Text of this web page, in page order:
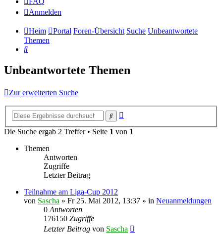
Anmelden
Heim Portal Foren-Übersicht Suche Unbeantwortete
Themen
Suche
Unbeantwortete Themen
Zur erweiterten Suche
Suche
Die Suche ergab 2 Treffer • Seite 1 von 1
Themen
Antworten
Zugriffe
Letzter Beitrag
Teilnahme am Liga-Cup 2012
von Sascha » Fr 25. Mai 2012, 13:37 » in Neuanmeldungen
0 Antworten
176150 Zugriffe
Letzter Beitrag von Sascha